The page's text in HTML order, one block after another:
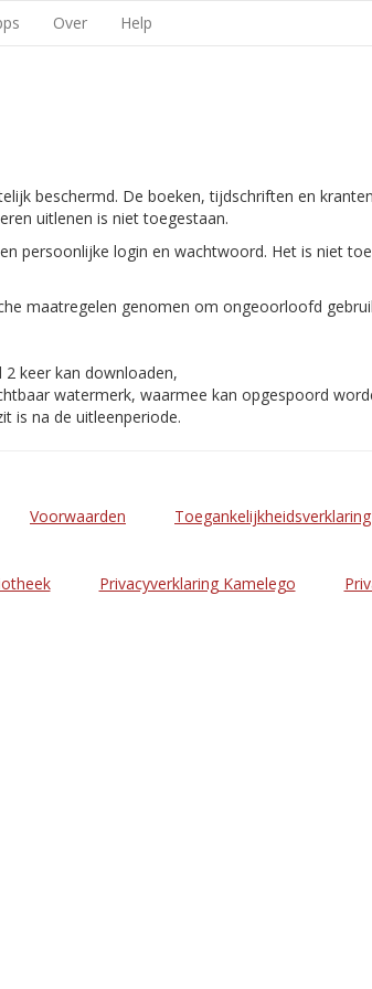
Over Help
beschermd. De boeken, tijdschriften en
uitlenen is niet toegestaan.
persoonlijke login en wachtwoord. Het is niet
maatregelen genomen om ongeoorloofd
keer kan downloaden,
watermerk, waarmee kan opgespoord
is na de uitleenperiode.
Voorwaarden Toegankelijkheidsverklaring
Privacyverklaring Kamelego